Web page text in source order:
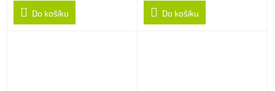
Do košíku Do košíku